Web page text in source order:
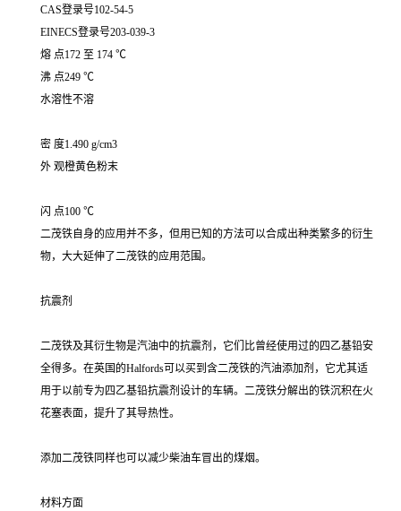
CAS登录号102-54-5
EINECS登录号203-039-3
熔 点172 至 174 ℃
沸 点249 ℃
水溶性不溶
密 度1.490 g/cm3
外 观橙黄色粉末
闪 点100 ℃
二茂铁自身的应用并不多，但用已知的方法可以合成出种类繁多的衍生
物，大大延伸了二茂铁的应用范围。
抗震剂
二茂铁及其衍生物是汽油中的抗震剂，它们比曾经使用过的四乙基铅安
全得多。在英国的Halfords可以买到含二茂铁的汽油添加剂，它尤其适
用于以前专为四乙基铅抗震剂设计的车辆。二茂铁分解出的铁沉积在火
花塞表面，提升了其导热性。
添加二茂铁同样也可以减少柴油车冒出的煤烟。
材料方面